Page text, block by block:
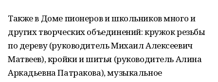
Также в Доме пионеров и школьников много и
других творческих объединений: кружок резьбы
по дереву (руководитель Михаил Алексеевич
Матвеев), кройки и шитья (руководитель Алина
Аркадьевна Патракова), музыкальное